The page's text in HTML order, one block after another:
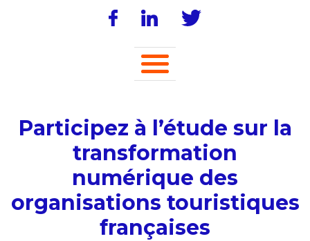
Participez à l’étude sur la
transformation
numérique des
organisations touristiques
françaises